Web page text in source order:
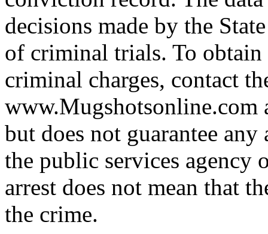
decisions made by the
of criminal trials. To
criminal charges, contact
www.Mugshotsonline.com
but does not guarantee
the public services
arrest does not mean that
the crime.